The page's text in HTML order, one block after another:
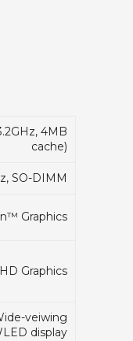
4MB
cache)
SO-DIMM
Graphics
Graphics
veiwing
display